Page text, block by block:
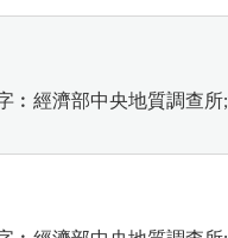
︰經濟部中央地質調查